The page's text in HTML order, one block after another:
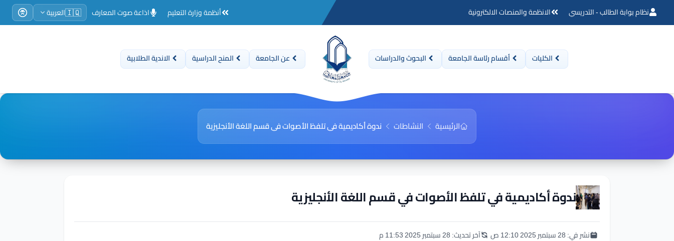
نظام بوابة الطالب - التدريسي الانظمة والمنصات الالكترونية أنظمة وزارة التعليم اذاعة صوت المعارف 🇮🇶العربية
الكليات أقسام رئاسة الجامعة البحوث والدراسات عن الجامعة المنح الدراسية الاندية الطلابية
الرئيسية النشاطات ندوة أكاديمية في تلفظ الأصوات في قسم اللغة الأنجليزية
ندوة أكاديمية في تلفظ الأصوات في قسم اللغة الأنجليزية
نشر في:28 سبتمبر 2025 12:10 ص آخر تحديث:28 سبتمبر 2025 11:53 م